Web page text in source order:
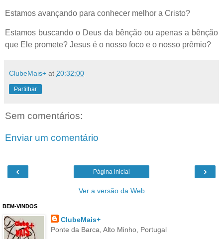
Estamos avançando para conhecer melhor a Cristo?
Estamos buscando o Deus da bênção ou apenas a bênção
que Ele promete? Jesus é o nosso foco e o nosso prêmio?
ClubeMais+ at 20:32:00
Partilhar
Sem comentários:
Enviar um comentário
‹ ›
Página inicial
Ver a versão da Web
BEM-VINDOS
ClubeMais+
Ponte da Barca, Alto Minho, Portugal